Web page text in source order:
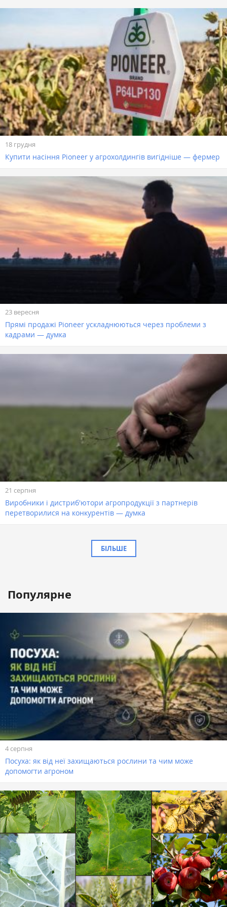
18 грудня
Купити насіння Pioneer у агрохолдингів вигідніше — фермер
23 вересня
Прямі продажі Pioneer ускладнюються через проблеми з
кадрами — думка
21 серпня
Виробники і дистриб'ютори агропродукції з партнерів
перетворилися на конкурентів — думка
БІЛЬШЕ
Популярне
4 серпня
Посуха: як від неї захищаються рослини та чим може
допомогти агроном